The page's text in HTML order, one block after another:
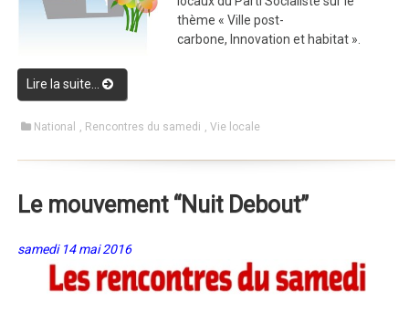
thème « Ville post-
carbone, Innovation et habitat ».
Lire la suite…““Ville post-carbone, Innovation et habitat””
National , Rencontres du samedi ,Vie locale
Le mouvement “Nuit Debout”
samedi 14 mai 2016